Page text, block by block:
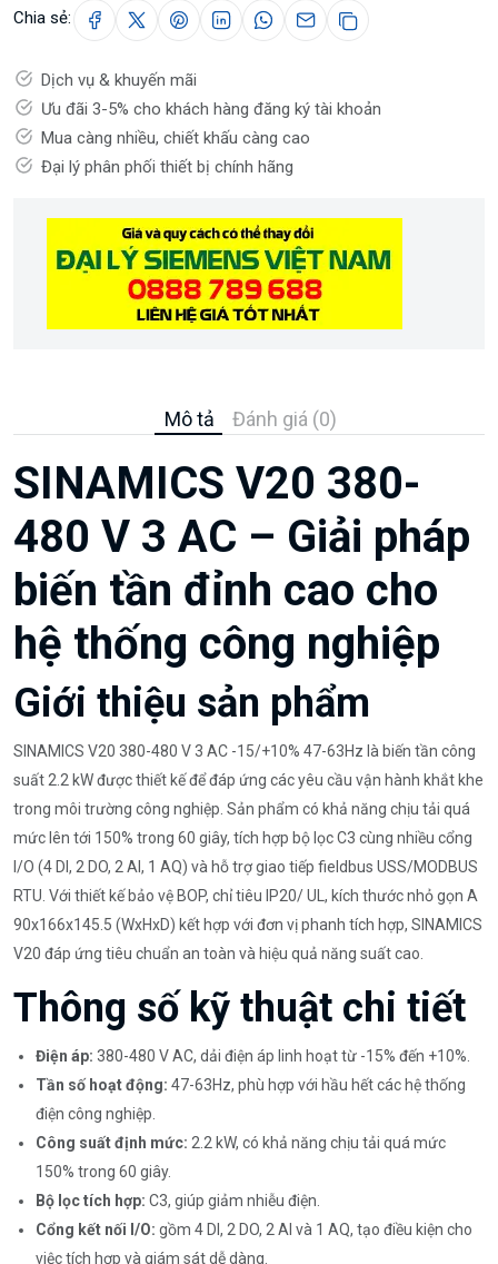
Chia sẻ:
Dịch vụ & khuyến mãi
Ưu đãi 3-5% cho khách hàng đăng ký tài khoản
Mua càng nhiều, chiết khấu càng cao
Đại lý phân phối thiết bị chính hãng
Mô tả Đánh giá (0)
SINAMICS V20 380-
480 V 3 AC – Giải pháp
biến tần đỉnh cao cho
hệ thống công nghiệp
Giới thiệu sản phẩm
SINAMICS V20 380-480 V 3 AC -15/+10% 47-63Hz là biến tần công
suất 2.2 kW được thiết kế để đáp ứng các yêu cầu vận hành khắt khe
trong môi trường công nghiệp. Sản phẩm có khả năng chịu tải quá
mức lên tới 150% trong 60 giây, tích hợp bộ lọc C3 cùng nhiều cổng
I/O (4 DI, 2 DO, 2 AI, 1 AQ) và hỗ trợ giao tiếp fieldbus USS/MODBUS
RTU. Với thiết kế bảo vệ BOP, chỉ tiêu IP20/ UL, kích thước nhỏ gọn A
90x166x145.5 (WxHxD) kết hợp với đơn vị phanh tích hợp, SINAMICS
V20 đáp ứng tiêu chuẩn an toàn và hiệu quả năng suất cao.
Thông số kỹ thuật chi tiết
Điện áp: 380-480 V AC, dải điện áp linh hoạt từ -15% đến +10%.
Tần số hoạt động: 47-63Hz, phù hợp với hầu hết các hệ thống
điện công nghiệp.
Công suất định mức: 2.2 kW, có khả năng chịu tải quá mức
150% trong 60 giây.
Bộ lọc tích hợp: C3, giúp giảm nhiễu điện.
Cổng kết nối I/O: gồm 4 DI, 2 DO, 2 AI và 1 AQ, tạo điều kiện cho
việc tích hợp và giám sát dễ dàng.